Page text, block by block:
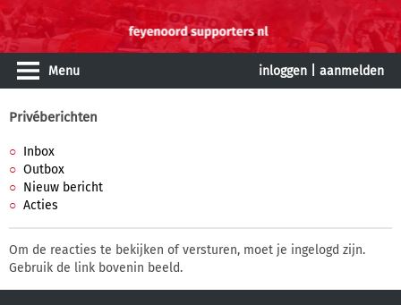
Menu inloggen aanmelden
Privéberichten
Inbox
Outbox
Nieuw bericht
Acties
Om de reacties te bekijken of versturen, moet je ingelogd zijn.
Gebruik de link bovenin beeld.